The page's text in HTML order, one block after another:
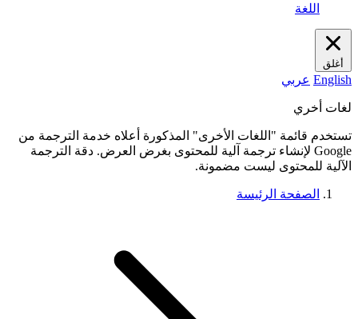
اللغة
أغلق
English عربي
لغات أخري
تستخدم قائمة "اللغات الأخرى" المذكورة أعلاه خدمة الترجمة من
Google لإنشاء ترجمة آلية للمحتوى بغرض العرض. دقة الترجمة
الآلية للمحتوى ليست مضمونة.
الصفحة الرئيسة